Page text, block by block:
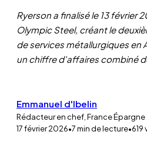
Ryerson a finalisé le 13 février
Olympic Steel, créant le
de services métallurgiques en
un chiffre d'affaires combiné
Emmanuel d'Ibelin
Rédacteur en chef, France Épargne
17 février 2026•7min de lecture•619